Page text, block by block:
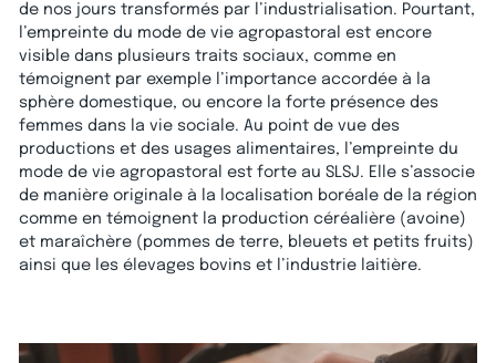
de nos jours transformés par l’industrialisation. Pourtant,
l’empreinte du mode de vie agropastoral est encore
visible dans plusieurs traits sociaux, comme en
témoignent par exemple l’importance accordée à la
sphère domestique, ou encore la forte présence des
femmes dans la vie sociale. Au point de vue des
productions et des usages alimentaires, l’empreinte du
mode de vie agropastoral est forte au SLSJ. Elle s’associe
de manière originale à la localisation boréale de la région
comme en témoignent la production céréalière (avoine)
et maraîchère (pommes de terre, bleuets et petits fruits)
ainsi que les élevages bovins et l’industrie laitière.